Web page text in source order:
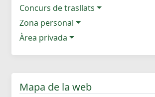
Concurs de trasllats
Zona personal
Àrea privada
Mapa de la web